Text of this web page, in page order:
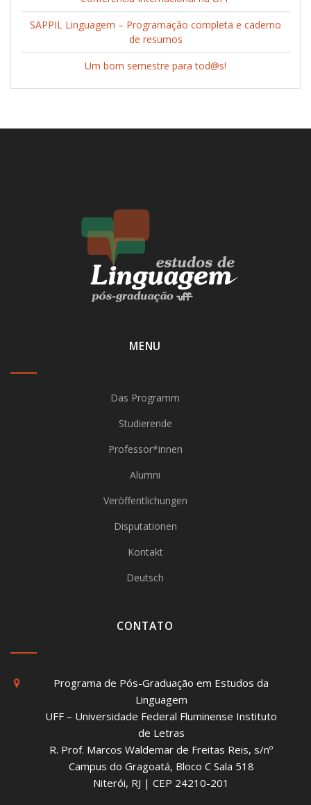
SAPPIL Linguagem – Programação completa e caderno
de resumos
Um bom semestre para tod@s!
MENU
Das Programm
Studierende
Professor*innen
Alumni
Veröffentlichungen
Disputationen
Kontakt
Deutsch
CONTATO
Programa de Pós-Graduação em Estudos da
Linguagem
UFF – Universidade Federal Fluminense Instituto
de Letras
R. Prof. Marcos Waldemar de Freitas Reis, s/nº
Campus do Gragoatá, Bloco C Sala 518
Niterói, RJ | CEP 24210-201